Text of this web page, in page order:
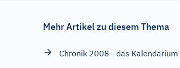
Mehr Artikel zu diesem Thema
Chronik 2008 - das Kalendarium